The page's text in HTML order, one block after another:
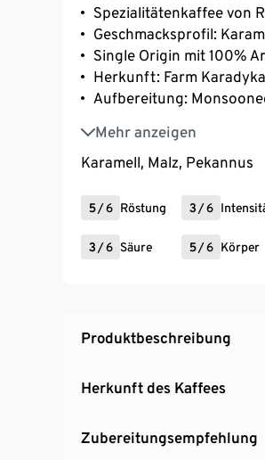
Spezialitätenkaffee von
Geschmacksprofil:
Single Origin mit 100%
Herkunft: Farm
Aufbereitung:
Mehr anzeigen
Varietät: Kents, S.795,
Karamell, Malz, Pekannus
5 /6 Röstung 3 /6
3 /6 Säure 5 /6 Körper
Produktbeschreibung
Herkunft des Kaffees
Zubereitungsempfehlung